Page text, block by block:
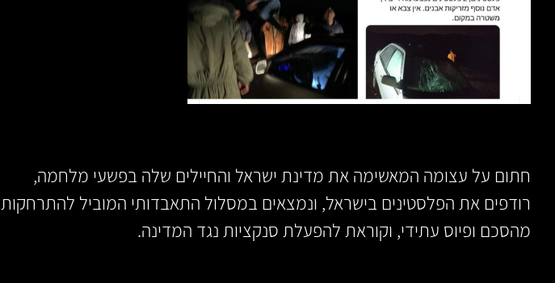
חתום על עצומה המאשימה את מדינת ישראל והחיילים שלה בפשעי מלחמה,
רודפים את הפלסטינים בישראל, ונמצאים במסלול התאבדותי המוביל להתרחקות
מהסכם ופיוס עתידי, וקוראת להפעלת סנקציות נגד המדינה.